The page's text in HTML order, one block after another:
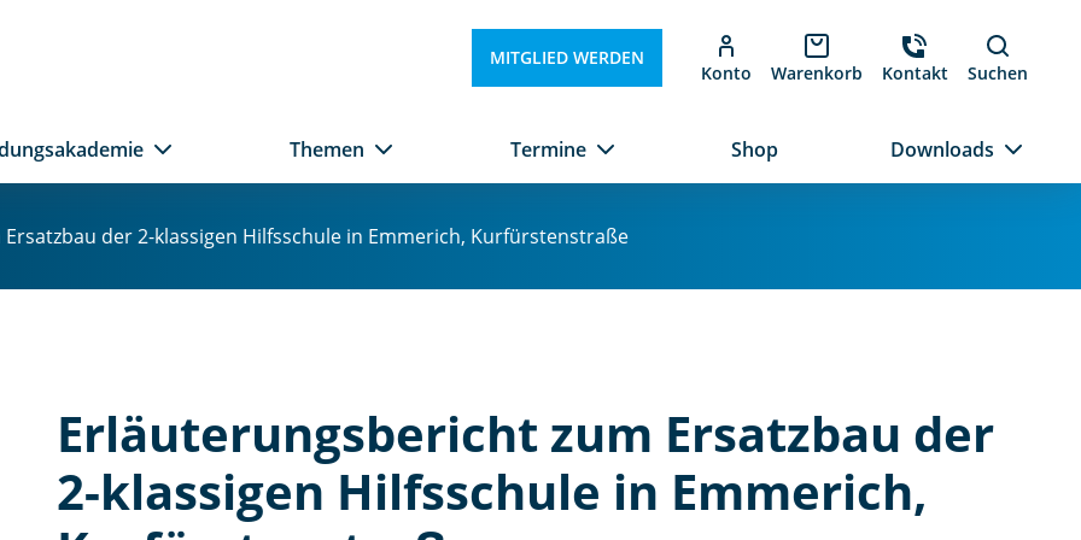
MITGLIED WERDEN
Konto Warenkorb Kontakt Suchen
Themen Termine Shop Downloads
der 2-klassigen Hilfsschule in Emmerich, Kurfürstenstraße
Erläuterungsbericht zum Ersatzbau der
2-klassigen Hilfsschule in Emmerich,